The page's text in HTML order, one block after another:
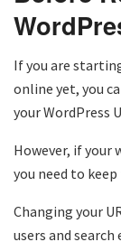
If you are
online yet, you
your WordPress
However, if your
you need to
Changing your
users and search